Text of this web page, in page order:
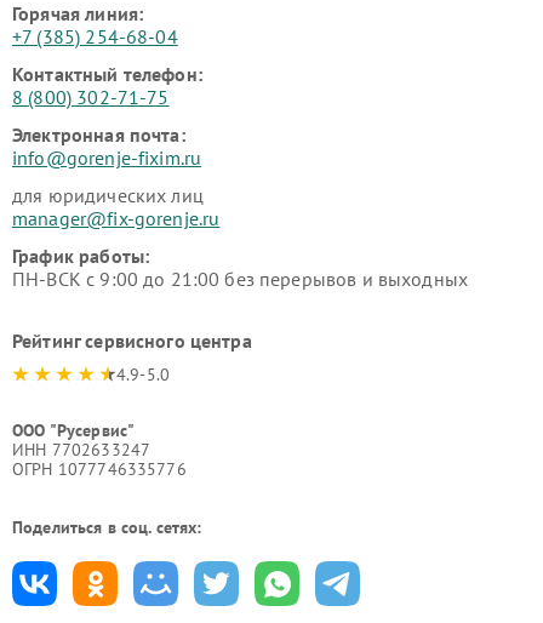
Горячая линия:
+7 (385) 254-68-04
Контактный телефон:
8 (800) 302-71-75
Электронная почта:
info@gorenje-fixim.ru
для юридических лиц
manager@fix-gorenje.ru
График работы:
ПН-ВСК с 9:00 до 21:00 без перерывов и выходных
Рейтинг сервисного центра
4.9-5.0
ООО "Русервис"
ИНН 7702633247
ОГРН 1077746335776
Поделиться в соц. сетях: